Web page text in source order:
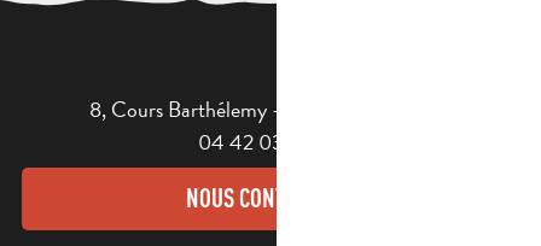
8, Cours Barthélemy - 13400 AUBAGNE
04 42 03 49 98
NOUS CONTACTER